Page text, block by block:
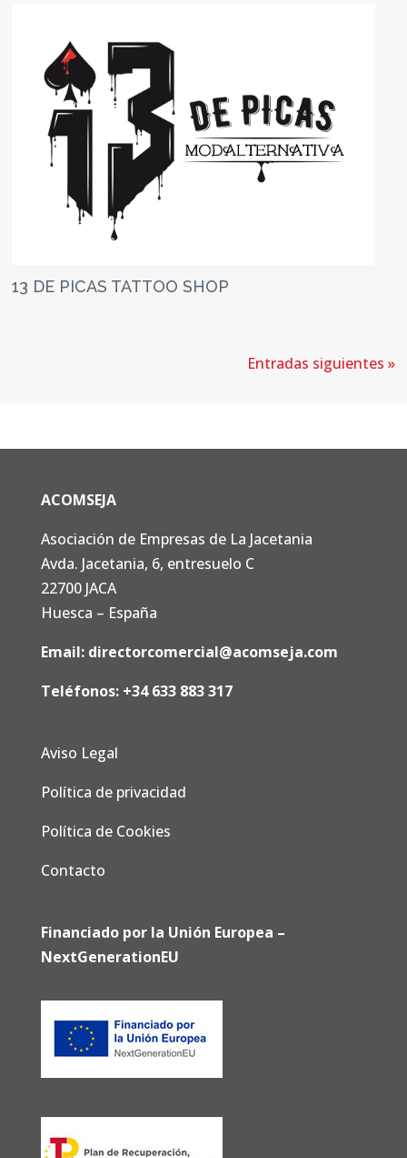
13 DE PICAS TATTOO SHOP
Entradas siguientes »
ACOMSEJA
Asociación de Empresas de La Jacetania
Avda. Jacetania, 6, entresuelo C
22700 JACA
Huesca – España
Email: directorcomercial@acomseja.com
Teléfonos: +34 633 883 317
Aviso Legal
Política de privacidad
Política de Cookies
Contacto
Financiado por la Unión Europea –
NextGenerationEU